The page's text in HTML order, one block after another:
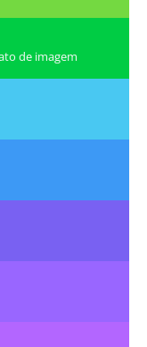
de imagem